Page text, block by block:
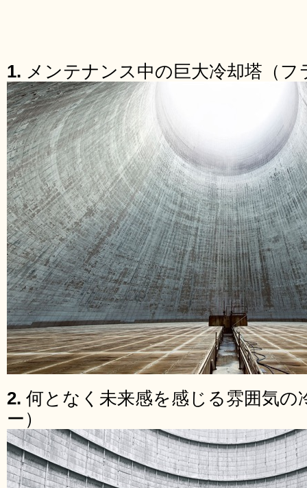
1. メンテナンス中の巨大冷却塔（フ
2. 何となく未来感を感じる雰囲気の
ー）